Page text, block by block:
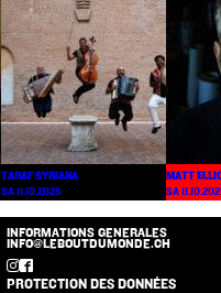
TARAF SYRIANA
SA 11.10.2025
MATT
SA
INFORMATIONS GENERALES
INFO@LEBOUTDUMONDE.CH
PROTECTION DES DONNÉES